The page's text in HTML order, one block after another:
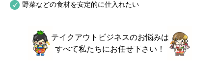
野菜などの食材を安定的に仕入れたい
テイクアウトビジネスのお悩みは
すべて私たちにお任せ下さい！